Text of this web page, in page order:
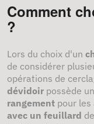
Comment
?
Lors du choix d'un
de considérer
opérations de
dévidoir possède
rangement pour les
avec un feuillard